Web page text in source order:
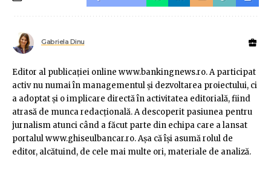
Gabriela Dinu
Editor al publicaţiei online www.bankingnews.ro. A participat
activ nu numai în managementul şi dezvoltarea proiectului, ci
a adoptat şi o implicare directă în activitatea editorială, fiind
atrasă de munca redacţională. A descoperit pasiunea pentru
jurnalism atunci când a făcut parte din echipa care a lansat
portalul www.ghiseulbancar.ro. Așa că îşi asumă rolul de
editor, alcătuind, de cele mai multe ori, materiale de analiză.